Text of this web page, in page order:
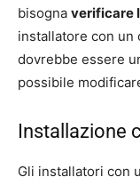
bisogna verificare
installatore con un
dovrebbe essere
possibile
Installazione
Gli installatori con